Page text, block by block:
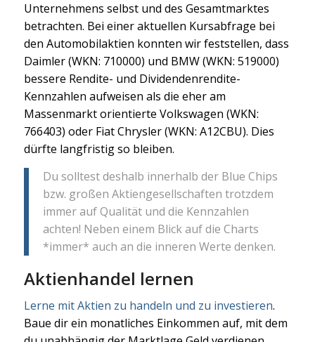
Unternehmens selbst und des Gesamtmarktes
betrachten. Bei einer aktuellen Kursabfrage bei
den Automobilaktien konnten wir feststellen, dass
Daimler (WKN: 710000) und BMW (WKN: 519000)
bessere Rendite- und Dividendenrendite-
Kennzahlen aufweisen als die eher am
Massenmarkt orientierte Volkswagen (WKN:
766403) oder Fiat Chrysler (WKN: A12CBU). Dies
dürfte langfristig so bleiben.
Du solltest deshalb innerhalb der Blue Chips
bzw. großen Aktiengesellschaften trotzdem
immer auf Qualität und die Kennzahlen
achten! Neben einem Blick auf die Charts
*immer* auch an die inneren Werte denken.
Aktienhandel lernen
Lerne mit Aktien zu handeln und zu investieren.
Baue dir ein monatliches Einkommen auf, mit dem